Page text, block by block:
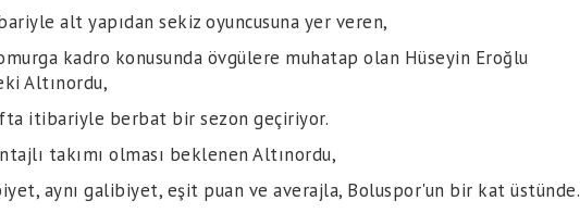
alt yapıdan sekiz oyuncusuna yer veren,
kadro konusunda övgülere muhatap olan Hüseyin Eroğlu
Altınordu,
itibariyle berbat bir sezon geçiriyor.
takımı olması beklenen Altınordu,
aynı galibiyet, eşit puan ve averajla, Boluspor'un bir kat üstünde.